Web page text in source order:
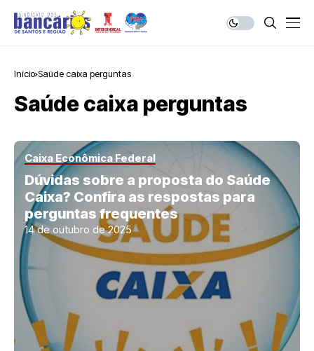
Início Saúde caixa perguntas
Saúde caixa perguntas
Caixa Econômica Federal
Dúvidas sobre a proposta do Saúde
Caixa? Confira as respostas para
perguntas frequentes
14 de outubro de 2025